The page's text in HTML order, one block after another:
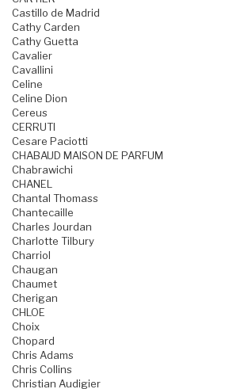
Castillo de Madrid
Cathy Carden
Cathy Guetta
Cavalier
Cavallini
Celine
Celine Dion
Cereus
CERRUTI
Cesare Paciotti
CHABAUD MAISON DE PARFUM
Chabrawichi
CHANEL
Chantal Thomass
Chantecaille
Charles Jourdan
Charlotte Tilbury
Charriol
Chaugan
Chaumet
Cherigan
CHLOE
Choix
Chopard
Chris Adams
Chris Collins
Christian Audigier